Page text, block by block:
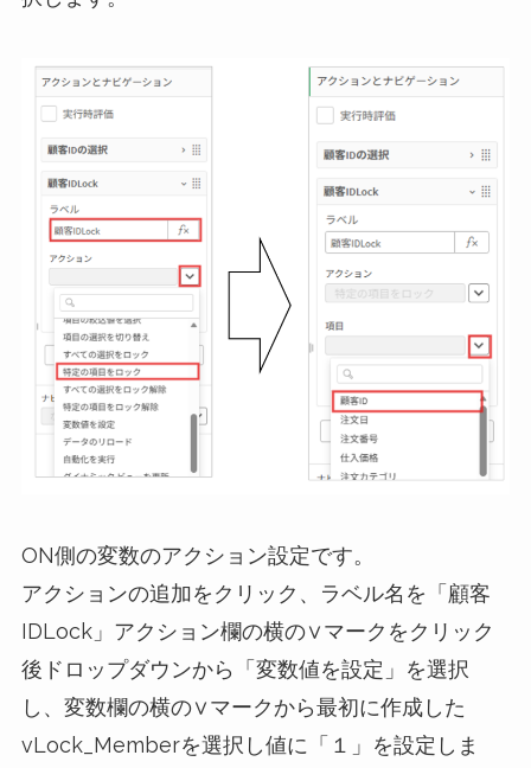
ON側の変数のアクション設定です。
アクションの追加をクリック、ラベル名を「顧客
IDLock」アクション欄の横の∨マークをクリック
後ドロップダウンから「変数値を設定」を選択
し、変数欄の横の∨マークから最初に作成した
vLock_Memberを選択し値に「１」を設定しま